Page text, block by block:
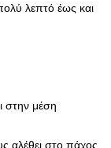
λεπτό έως και
στην μέση
αλέθει στο πάχος